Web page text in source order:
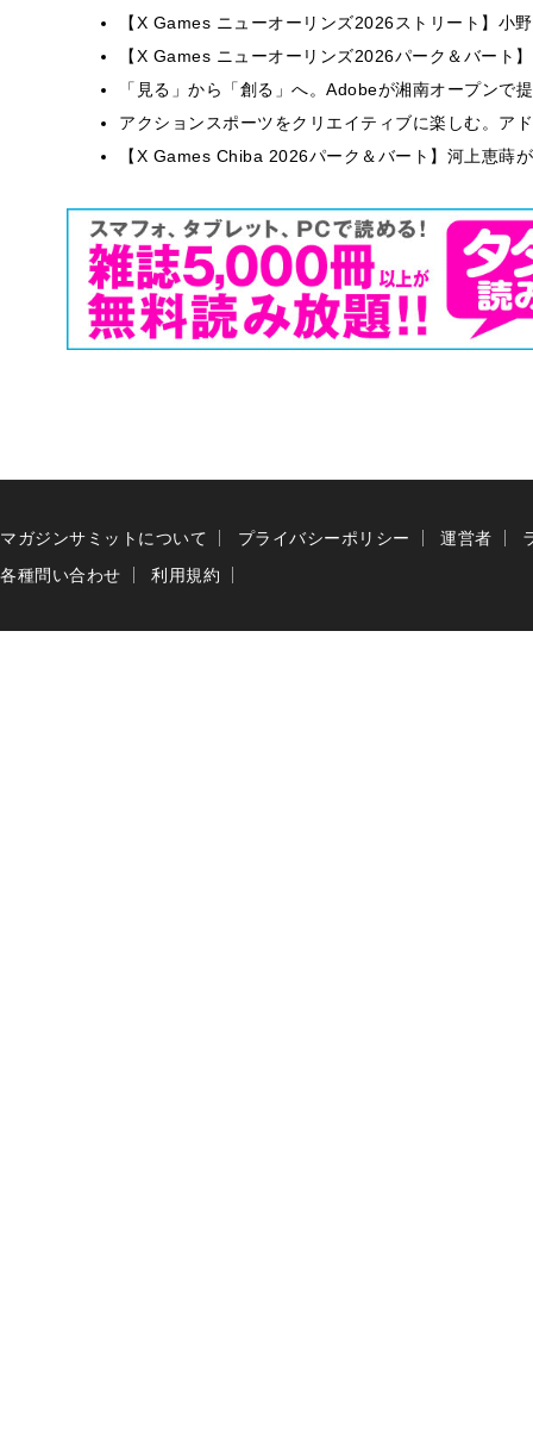
【X Games ニューオーリンズ2026ストリート】小
【X Games ニューオーリンズ2026パーク＆バート
「見る」から「創る」へ。Adobeが湘南オープンで
アクションスポーツをクリエイティブに楽しむ。ア
【X Games Chiba 2026パーク＆バート】河上恵蒔
マガジンサミットについて プライバシーポリシー 運営者
各種問い合わせ
利用規約